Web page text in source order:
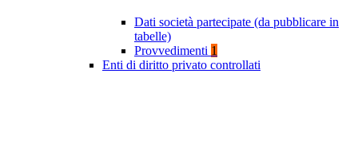
Dati società partecipate (da pubblicare in
tabelle)
Provvedimenti 1
Enti di diritto privato controllati